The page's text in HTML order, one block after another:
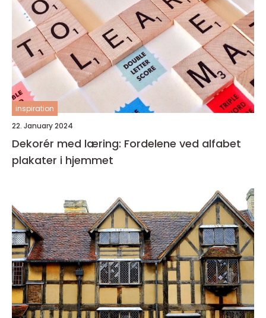
inspiration
22. January 2024
Dekorér med læring: Fordelene ved alfabet
plakater i hjemmet